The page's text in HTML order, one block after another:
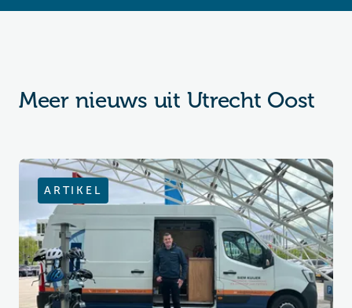
Meer nieuws uit Utrecht Oost
ARTIKEL